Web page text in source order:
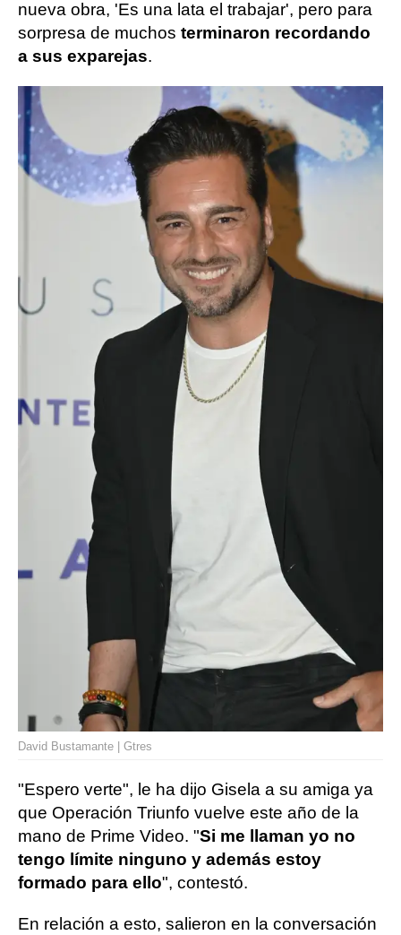
nueva obra, 'Es una lata el trabajar', pero para
sorpresa de muchos terminaron recordando
a sus exparejas.
David Bustamante | Gtres
"Espero verte", le ha dijo Gisela a su amiga ya
que Operación Triunfo vuelve este año de la
mano de Prime Video. "Si me llaman yo no
tengo límite ninguno y además estoy
formado para ello", contestó.
En relación a esto, salieron en la conversación